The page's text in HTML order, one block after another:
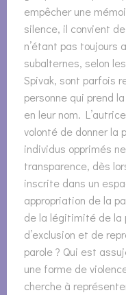
empêcher une
silence, il convient
n’étant pas toujours
subalternes, selon
Spivak, sont parfois
personne qui prend
en leur nom.
volonté de donner la
individus opprimés
transparence, dès
inscrite dans un
appropriation de la
de la légitimité de la
d’exclusion et de
parole ? Qui est
une forme de
cherche à